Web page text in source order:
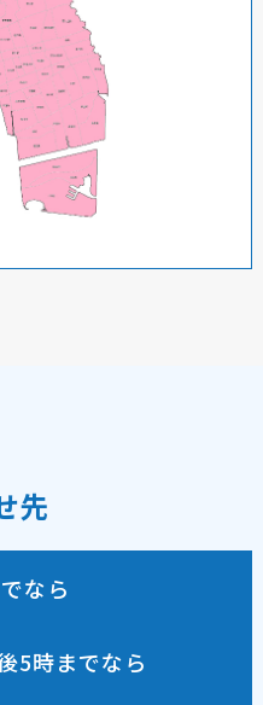
先
なら
5時までなら